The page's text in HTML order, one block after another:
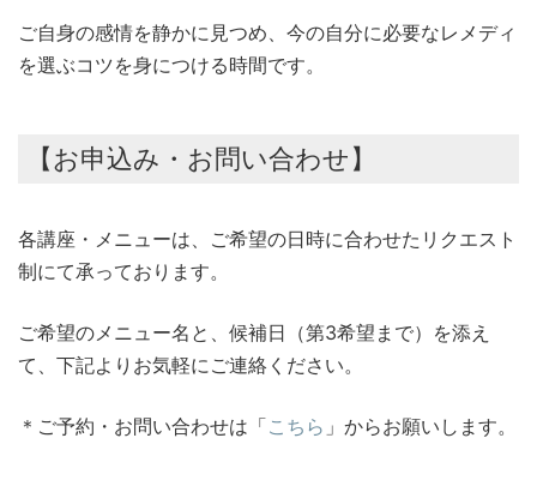
ご自身の感情を静かに見つめ、今の自分に必要なレメディ
を選ぶコツを身につける時間です。
【お申込み・お問い合わせ】
各講座・メニューは、ご希望の日時に合わせたリクエスト
制にて承っております。
ご希望のメニュー名と、候補日（第3希望まで）を添え
て、下記よりお気軽にご連絡ください。
＊ご予約・お問い合わせは「こちら 」からお願いします。